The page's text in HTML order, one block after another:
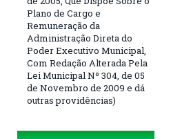
Plano de Cargo e
Remuneração da
Administração Direta do
Poder Executivo Municipal,
Com Redação Alterada Pela
Lei Municipal Nº 304, de 05
de Novembro de 2009 e dá
outras providências)